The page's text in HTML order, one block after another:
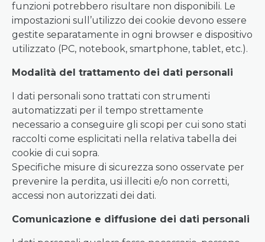
funzioni potrebbero risultare non disponibili. Le
impostazioni sull’utilizzo dei cookie devono essere
gestite separatamente in ogni browser e dispositivo
utilizzato (PC, notebook, smartphone, tablet, etc.).
Modalità del trattamento dei dati personali
I dati personali sono trattati con strumenti
automatizzati per il tempo strettamente
necessario a conseguire gli scopi per cui sono stati
raccolti come esplicitati nella relativa tabella dei
cookie di cui sopra.
Specifiche misure di sicurezza sono osservate per
prevenire la perdita, usi illeciti e/o non corretti,
accessi non autorizzati dei dati.
Comunicazione e diffusione dei dati personali